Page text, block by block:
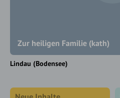
Zur heiligen Familie (kath)
Lindau (Bodensee)